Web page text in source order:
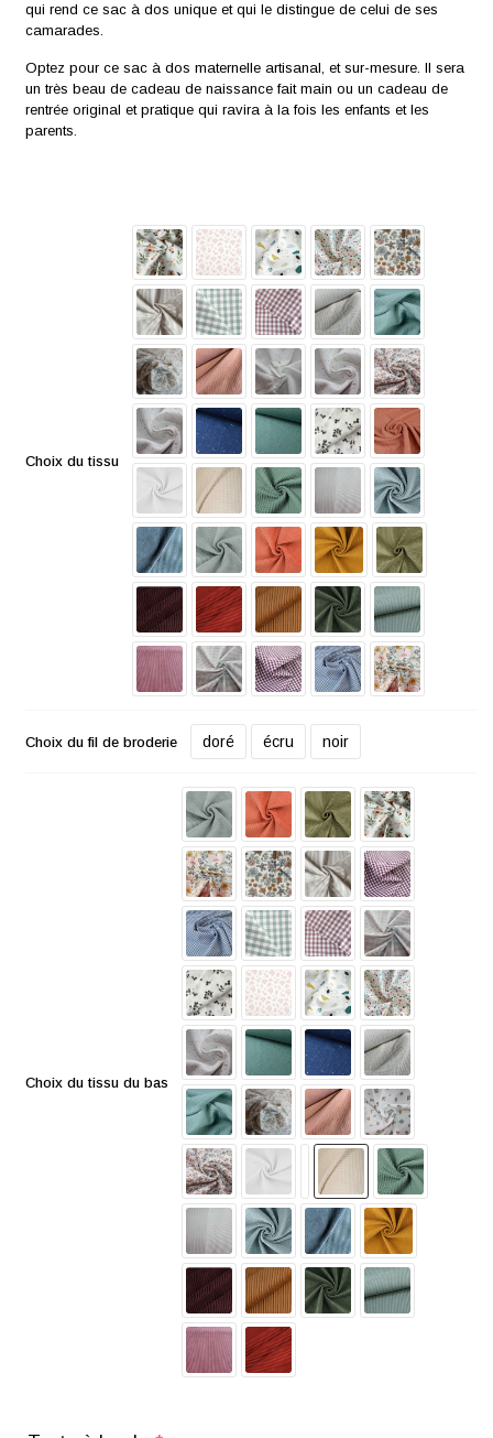
qui rend ce sac à dos unique et qui le distingue de celui de ses
camarades.
Optez pour ce sac à dos maternelle artisanal, et sur-mesure. Il sera
un très beau de cadeau de naissance fait main ou un cadeau de
rentrée original et pratique qui ravira à la fois les enfants et les
parents.
Choix du tissu
Choix du fil de broderie doré écru noir
Choix du tissu du bas